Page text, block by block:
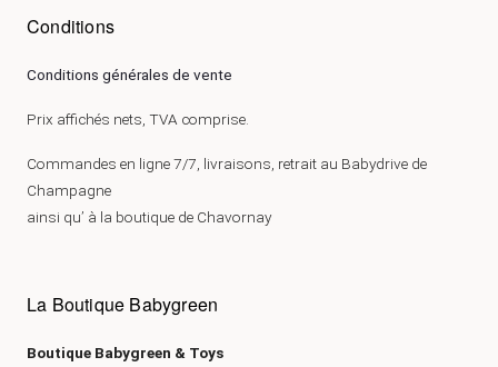
Conditions
Conditions générales de vente
Prix affichés nets, TVA comprise.
Commandes en ligne 7/7, livraisons, retrait au Babydrive de
Champagne
ainsi qu’ à la boutique de Chavornay
La Boutique Babygreen
Boutique Babygreen & Toys